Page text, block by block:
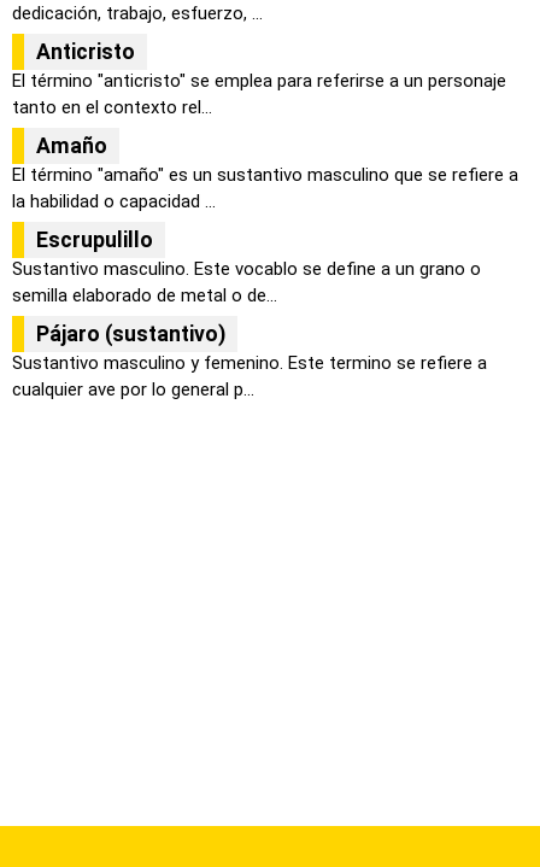
dedicación, trabajo, esfuerzo, ...
Anticristo
El término "anticristo" se emplea para referirse a un personaje
tanto en el contexto rel...
Amaño
El término "amaño" es un sustantivo masculino que se refiere a
la habilidad o capacidad ...
Escrupulillo
Sustantivo masculino. Este vocablo se define a un grano o
semilla elaborado de metal o de...
Pájaro (sustantivo)
Sustantivo masculino y femenino. Este termino se refiere a
cualquier ave por lo general p...